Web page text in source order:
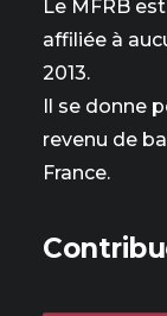
Le MFRB
affiliée à
2013.
Il se donne
revenu de
France.